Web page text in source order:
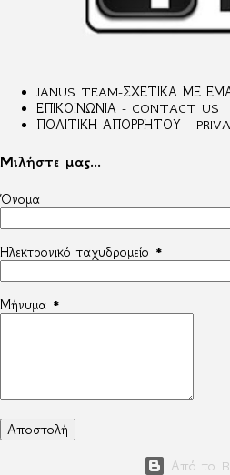
JANUS TEAM-ΣΧΕΤΙΚΑ ΜΕ
ΕΠΙΚΟΙΝΩΝΙΑ - CONTACT US
ΠΟΛΙΤΙΚΗ ΑΠΟΡΡΗΤΟΥ -
Μιλήστε μας...
Όνομα
Ηλεκτρονικό ταχυδρομείο *
Μήνυμα *
Από το